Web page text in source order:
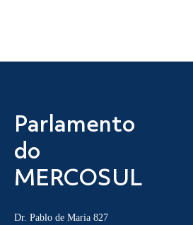
Parlamento
do
MERCOSUL
Dr. Pablo de Maria 827